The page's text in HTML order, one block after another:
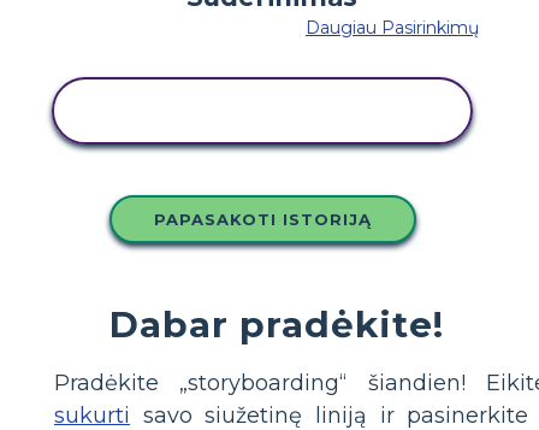
Daugiau Pasirinkimų
PAPASAKOTI ISTORIJĄ
Dabar pradėkite!
Pradėkite „storyboarding“ šiandien!
sukurti savo siužetinę liniją ir pasinerkite